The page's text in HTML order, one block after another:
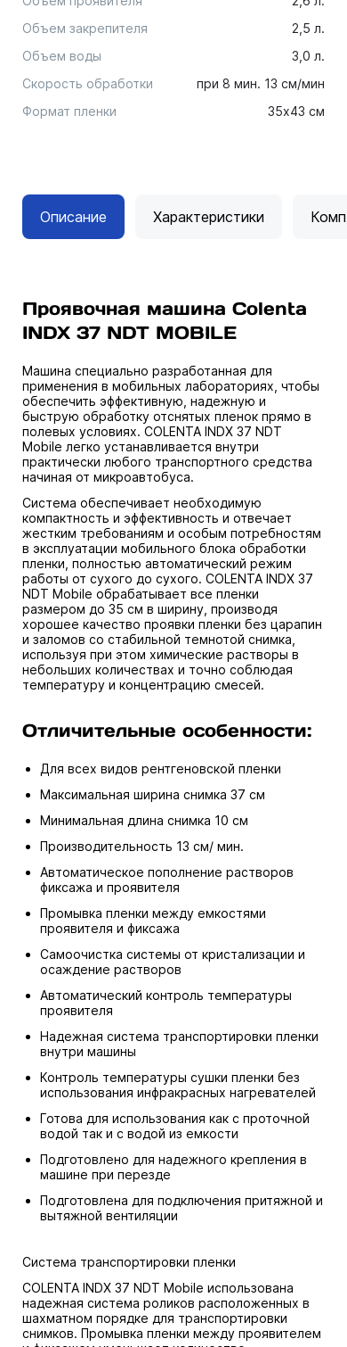
Объем закрепителя
2,5 л.
Объем воды
3,0 л.
Скорость обработки
при 8 мин. 13 см/мин
Формат пленки
35х43 cм
Описание Характеристики
Проявочная машина Colenta
INDX 37 NDT MOBILE
Машина специально разработанная для
применения в мобильных лабораториях, чтобы
обеспечить эффективную, надежную и
быструю обработку отснятых пленок прямо в
полевых условиях. COLENTA INDX 37 NDT
Mobile легко устанавливается внутри
практически любого транспортного средства
начиная от микроавтобуса.
Система обеспечивает необходимую
компактность и эффективность и отвечает
жестким требованиям и особым потребностям
в эксплуатации мобильного блока обработки
пленки, полностью автоматический режим
работы от сухого до сухого. COLENTA INDX 37
NDT Mobile обрабатывает все пленки
размером до 35 см в ширину, производя
хорошее качество проявки пленки без царапин
и заломов со стабильной темнотой снимка,
используя при этом химические растворы в
небольших количествах и точно соблюдая
температуру и концентрацию смесей.
Отличительные особенности:
Для всех видов рентгеновской пленки
Максимальная ширина снимка 37 см
Минимальная длина снимка 10 см
Производительность 13 см/ мин.
Автоматическое пополнение растворов
фиксажа и проявителя
Промывка пленки между емкостями
проявителя и фиксажа
Самоочистка системы от кристализации и
осаждение растворов
Автоматический контроль температуры
проявителя
Надежная система транспортировки пленки
внутри машины
Контроль температуры сушки пленки без
использования инфракрасных нагревателей
Готова для использования как с проточной
водой так и с водой из емкости
Подготовлено для надежного крепления в
машине при перезде
Подготовлена для подключения притяжной и
вытяжной вентиляции
Система транспортировки пленки
COLENTA INDX 37 NDT Mobile использована
надежная система роликов расположенных в
шахматном порядке для транспортировки
снимков. Промывка пленки между проявителем